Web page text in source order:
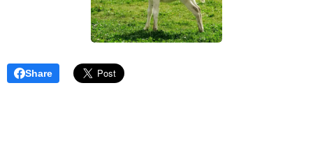
Share